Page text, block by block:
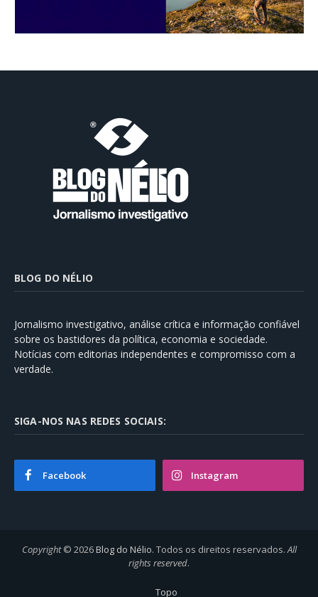
BLOG DO NÉLIO
Jornalismo investigativo, análise crítica e informação confiável
sobre os bastidores da política, economia e sociedade.
Notícias com editorias independentes e compromisso com a
verdade.
SIGA-NOS NAS REDES SOCIAIS:
Facebook Instagram
Copyright© 2026Blog do Nélio. Todos os direitos reservados.All
rights reserved.
Topo